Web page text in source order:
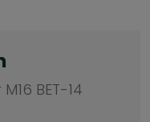
BET-14